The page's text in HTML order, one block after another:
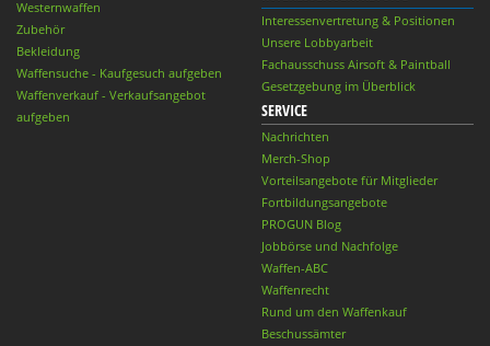
Westernwaffen
Zubehör
Bekleidung
Waffensuche - Kaufgesuch aufgeben
Waffenverkauf - Verkaufsangebot
aufgeben
Interessenvertretung & Positionen
Unsere Lobbyarbeit
Fachausschuss Airsoft & Paintball
Gesetzgebung im Überblick
SERVICE
Nachrichten
Merch-Shop
Vorteilsangebote für Mitglieder
Fortbildungsangebote
PROGUN Blog
Jobbörse und Nachfolge
Waffen-ABC
Waffenrecht
Rund um den Waffenkauf
Beschussämter